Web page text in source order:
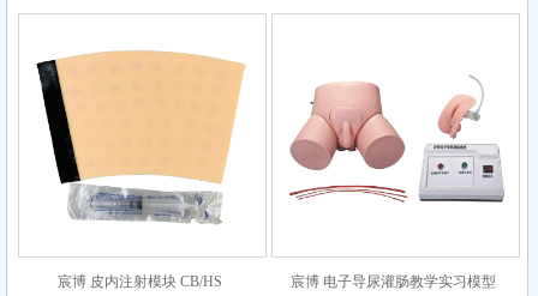
CB/HS10A
宸博 皮内注射模块 CB/HS 宸博 电子导尿灌肠教学实习模型